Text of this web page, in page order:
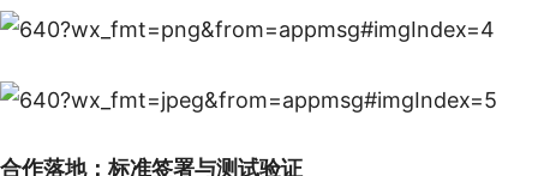
合作落地：标准签署与测试验证